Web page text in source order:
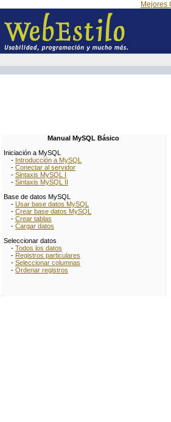
Mejores
Manual MySQL Básico
Iniciación a MySQL
- Introducción a MySQL
- Conectar al servidor
- Sintaxis MySQL I
- Sintaxis MySQL II
Base de datos MySQL
- Usar base datos MySQL
- Crear base datos MySQL
- Crear tablas
- Cargar datos
Seleccionar datos
- Todos los datos
- Registros particulares
- Seleccionar columnas
- Ordenar registros